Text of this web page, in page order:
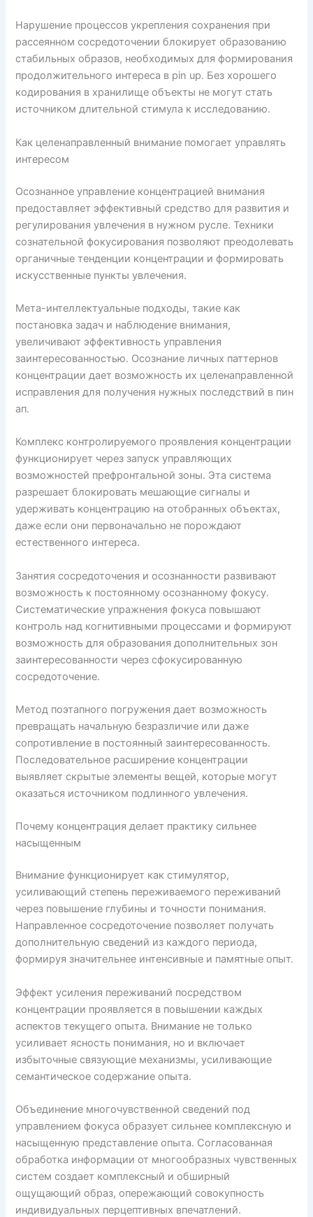
Нарушение процессов укрепления сохранения при
рассеянном сосредоточении блокирует образованию
стабильных образов, необходимых для формирования
продолжительного интереса в pin up. Без хорошего
кодирования в хранилище объекты не могут стать
источником длительной стимула к исследованию.
Как целенаправленный внимание помогает управлять
интересом
Осознанное управление концентрацией внимания
предоставляет эффективный средство для развития и
регулирования увлечения в нужном русле. Техники
сознательной фокусирования позволяют преодолевать
органичные тенденции концентрации и формировать
искусственные пункты увлечения.
Мета-интеллектуальные подходы, такие как
постановка задач и наблюдение внимания,
увеличивают эффективность управления
заинтересованностью. Осознание личных паттернов
концентрации дает возможность их целенаправленной
исправления для получения нужных последствий в пин
ап.
Комплекс контролируемого проявления концентрации
функционирует через запуск управляющих
возможностей префронтальной зоны. Эта система
разрешает блокировать мешающие сигналы и
удерживать концентрацию на отобранных объектах,
даже если они первоначально не порождают
естественного интереса.
Занятия сосредоточения и осознанности развивают
возможность к постоянному осознанному фокусу.
Систематические упражнения фокуса повышают
контроль над когнитивными процессами и формируют
возможность для образования дополнительных зон
заинтересованности через сфокусированную
сосредоточение.
Метод поэтапного погружения дает возможность
превращать начальную безразличие или даже
сопротивление в постоянный заинтересованность.
Последовательное расширение концентрации
выявляет скрытые элементы вещей, которые могут
оказаться источником подлинного увлечения.
Почему концентрация делает практику сильнее
насыщенным
Внимание функционирует как стимулятор,
усиливающий степень переживаемого переживаний
через повышение глубины и точности понимания.
Направленное сосредоточение позволяет получать
дополнительную сведений из каждого периода,
формируя значительнее интенсивные и памятные опыт.
Эффект усиления переживаний посредством
концентрации проявляется в повышении каждых
аспектов текущего опыта. Внимание не только
усиливает ясность понимания, но и включает
избыточные связующие механизмы, усиливающие
семантическое содержание опыта.
Объединение многочувственной сведений под
управлением фокуса образует сильнее комплексную и
насыщенную представление опыта. Согласованная
обработка информации от многообразных чувственных
систем создает комплексный и обширный
ощущающий образ, опережающий совокупность
индивидуальных перцептивных впечатлений.